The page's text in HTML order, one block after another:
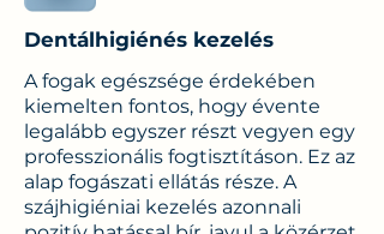
Dentálhigiénés kezelés
A fogak egészsége érdekében
kiemelten fontos, hogy évente
legalább egyszer részt vegyen egy
professzionális fogtisztításon. Ez az
alap fogászati ​​ellátás része. A
szájhigiéniai kezelés azonnali